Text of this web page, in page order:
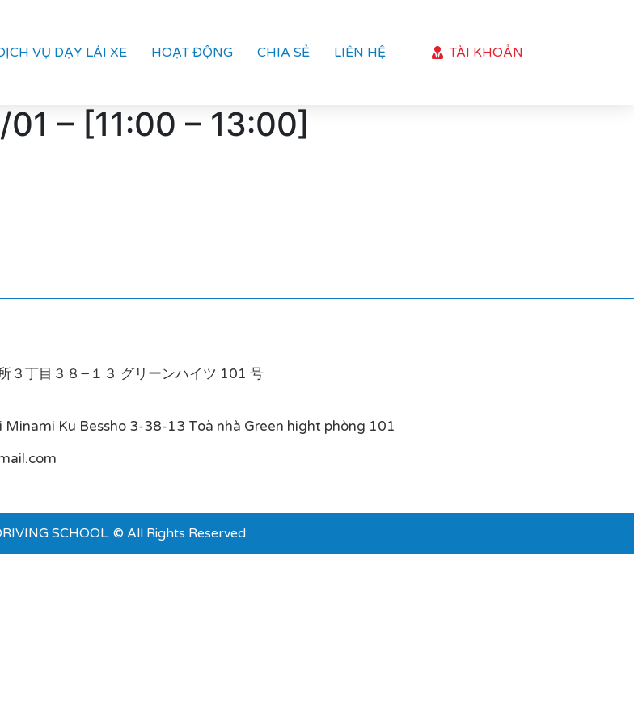
VỤ DẠY LÁI XE HOẠT ĐỘNG CHIA SẺ LIÊN HỆ TÀI KHOẢN
– [11:00 – 13:00]
３丁目３８−１３ グリーンハイツ 101 号
Minami Ku Bessho 3-38-13 Toà nhà Green hight phòng 101
SCHOOL. © All Rights Reserved